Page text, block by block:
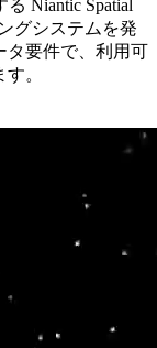
る Niantic Spatial
グシステムを発
タ要件で、利用可
。